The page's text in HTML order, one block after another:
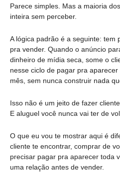
Parece simples. Mas a maioria
inteira sem perceber.
A lógica padrão é a seguinte: tem
pra vender. Quando o anúncio
dinheiro de mídia seca, some o
nesse ciclo de pagar pra
mês, sem nunca construir nada
Isso não é um jeito de fazer
E aluguel você nunca vai ter de
O que eu vou te mostrar aqui é
cliente te encontrar, comprar de
precisar pagar pra aparecer toda
uma relação antes de vender.